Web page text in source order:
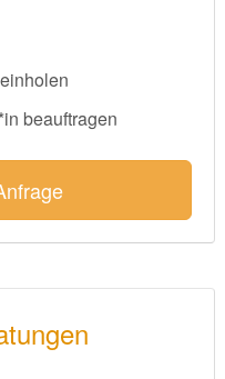
beauftragen